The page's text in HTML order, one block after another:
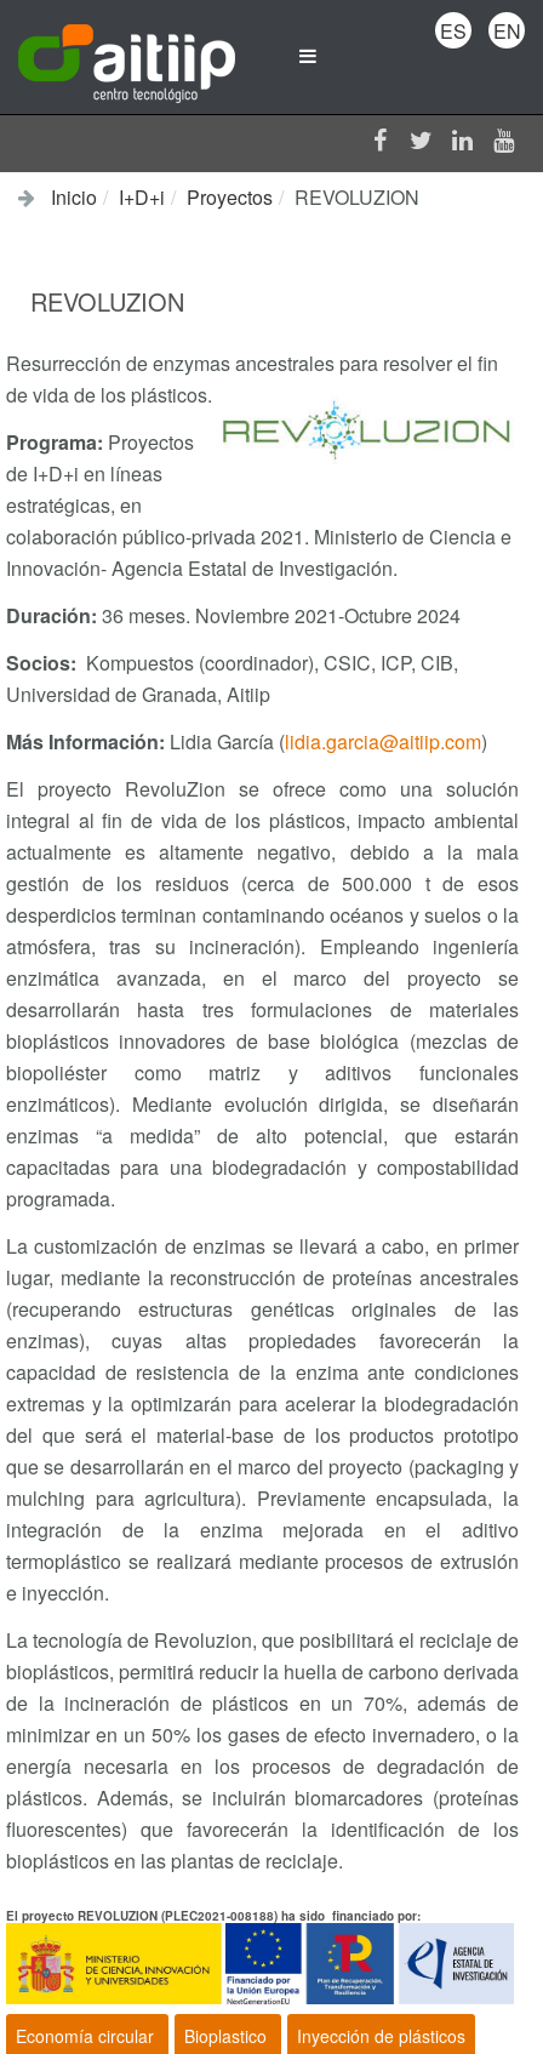
Inicio I+D+i Proyectos REVOLUZION
REVOLUZION
Resurrección de enzymas ancestrales para resolver el fin
de vida de los plásticos.
Programa: Proyectos
de I+D+i en líneas
estratégicas, en
colaboración público-privada 2021. Ministerio de Ciencia e
Innovación- Agencia Estatal de Investigación.
Duración: 36 meses. Noviembre 2021-Octubre 2024
Socios: Kompuestos (coordinador), CSIC, ICP, CIB,
Universidad de Granada, Aitiip
Más Información: Lidia García (lidia.garcia@aitiip.com)
El proyecto RevoluZion se ofrece como una solución
integral al fin de vida de los plásticos, impacto ambiental
actualmente es altamente negativo, debido a la mala
gestión de los residuos (cerca de 500.000 t de esos
desperdicios terminan contaminando océanos y suelos o la
atmósfera, tras su incineración). Empleando ingeniería
enzimática avanzada, en el marco del proyecto se
desarrollarán hasta tres formulaciones de materiales
bioplásticos innovadores de base biológica (mezclas de
biopoliéster como matriz y aditivos funcionales
enzimáticos). Mediante evolución dirigida, se diseñarán
enzimas “a medida” de alto potencial, que estarán
capacitadas para una biodegradación y compostabilidad
programada.
La customización de enzimas se llevará a cabo, en primer
lugar, mediante la reconstrucción de proteínas ancestrales
(recuperando estructuras genéticas originales de las
enzimas), cuyas altas propiedades favorecerán la
capacidad de resistencia de la enzima ante condiciones
extremas y la optimizarán para acelerar la biodegradación
del que será el material-base de los productos prototipo
que se desarrollarán en el marco del proyecto (packaging y
mulching para agricultura). Previamente encapsulada, la
integración de la enzima mejorada en el aditivo
termoplástico se realizará mediante procesos de extrusión
e inyección.
La tecnología de Revoluzion, que posibilitará el reciclaje de
bioplásticos, permitirá reducir la huella de carbono derivada
de la incineración de plásticos en un 70%, además de
minimizar en un 50% los gases de efecto invernadero, o la
energía necesaria en los procesos de degradación de
plásticos. Además, se incluirán biomarcadores (proteínas
fluorescentes) que favorecerán la identificación de los
bioplásticos en las plantas de reciclaje.
El proyecto REVOLUZION (PLEC2021-008188) ha sido financiado por:
Economía circular Bioplastico
Inyección de plásticos
ES EN